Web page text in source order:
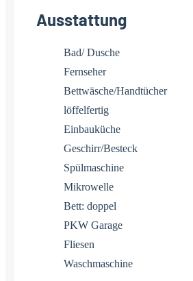
Ausstattung
Bad/ Dusche
Fernseher
Bettwäsche/Handtücher
löffelfertig
Einbauküche
Geschirr/Besteck
Spülmaschine
Mikrowelle
Bett: doppel
PKW Garage
Fliesen
Waschmaschine